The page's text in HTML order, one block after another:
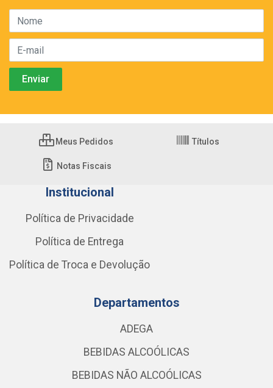
Meus Pedidos Títulos
Notas Fiscais
Institucional
Política de Privacidade
Política de Entrega
Política de Troca e Devolução
Departamentos
ADEGA
BEBIDAS ALCOÓLICAS
BEBIDAS NÃO ALCOÓLICAS